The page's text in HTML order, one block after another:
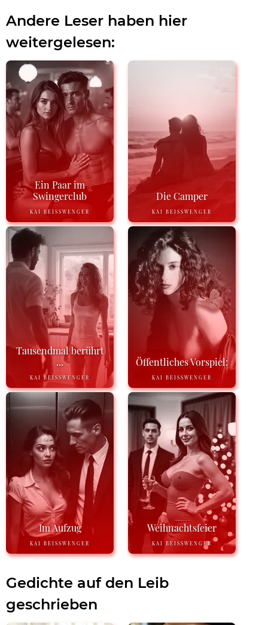
Andere Leser haben hier
weitergelesen:
Ein Paar im
Swingerclub
KAI BEISSWENGER
Die Camper
KAI BEISSWENGER
Tausendmal berührt
...
KAI BEISSWENGER
Öffentliches Vorspiel:
KAI BEISSWENGER
Im Aufzug
KAI BEISSWENGER
Weihnachtsfeier
KAI BEISSWENGER
Gedichte auf den Leib
geschrieben